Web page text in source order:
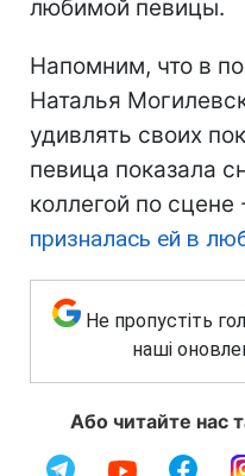
любимой певицы.
Напомним, что в
Наталья
удивлять своих
певица показала
коллегой по
призналась ей в
Не пропустіть
наші
Або читайте нас